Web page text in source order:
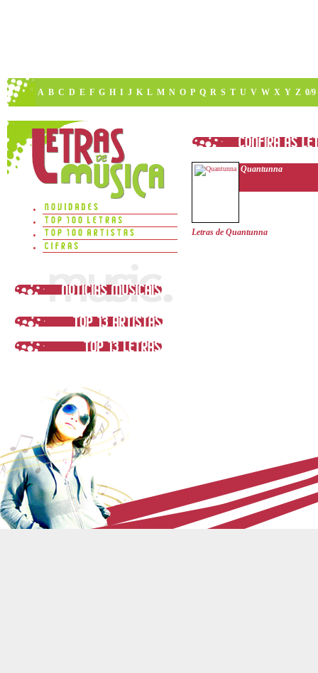
A B C D E F G H I J K L M N O P Q R S T U V W X Y Z 0/9
Quantunna
Letras de Quantunna